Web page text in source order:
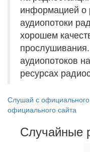
информацией о
аудиопотоки
хорошем
аудиопотоков
ресурсах
Слушай с
официального сайта
Случайные